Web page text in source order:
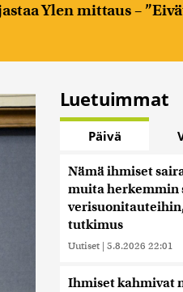
Ylen mittaus –
Luetuimmat
Päivä
Nämä ihmiset
muita herkemmin
tutkimus
Uutiset | 5.8.2026 22:01
Ihmiset kahmivat